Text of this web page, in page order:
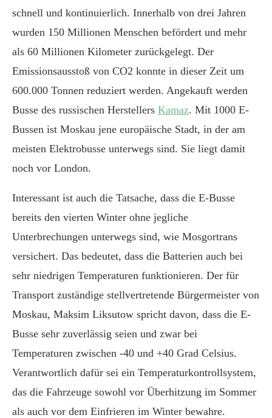
schnell und kontinuierlich. Innerhalb von drei Jahren
wurden 150 Millionen Menschen befördert und mehr
als 60 Millionen Kilometer zurückgelegt. Der
Emissionsausstoß von CO2 konnte in dieser Zeit um
600.000 Tonnen reduziert werden. Angekauft werden
Busse des russischen Herstellers Kamaz. Mit 1000 E-
Bussen ist Moskau jene europäische Stadt, in der am
meisten Elektrobusse unterwegs sind. Sie liegt damit
noch vor London.
Interessant ist auch die Tatsache, dass die E-Busse
bereits den vierten Winter ohne jegliche
Unterbrechungen unterwegs sind, wie Mosgortrans
versichert. Das bedeutet, dass die Batterien auch bei
sehr niedrigen Temperaturen funktionieren. Der für
Transport zuständige stellvertretende Bürgermeister von
Moskau, Maksim Liksutow spricht davon, dass die E-
Busse sehr zuverlässig seien und zwar bei
Temperaturen zwischen -40 und +40 Grad Celsius.
Verantwortlich dafür sei ein Temperaturkontrollsystem,
das die Fahrzeuge sowohl vor Überhitzung im Sommer
als auch vor dem Einfrieren im Winter bewahre.